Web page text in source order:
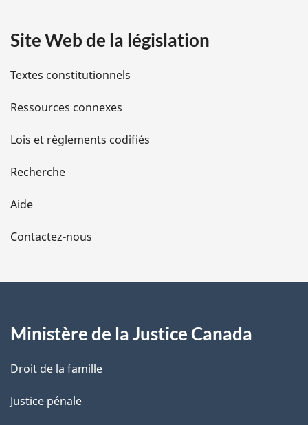
i
l
s
d
e
l
a
e
Site Web de la législation
Textes constitutionnels
Ressources connexes
Lois et règlements codifiés
Recherche
Aide
Contactez-nous
Ministère de la Justice Canada
Droit de la famille
Justice pénale